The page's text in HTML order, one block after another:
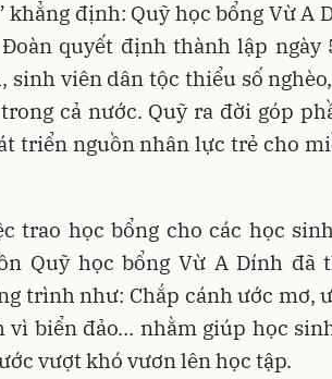
khẳng định: Quỹ học bổng Vừ A
quyết định thành lập ngày
sinh viên dân tộc thiểu số
cả nước. Quỹ ra đời góp
triển nguồn nhân lực trẻ cho
trao học bổng cho các học
Quỹ học bổng Vừ A Dính đã
trình như: Chắp cánh ước mơ,
biển đảo… nhằm giúp học
vượt khó vươn lên học tập.